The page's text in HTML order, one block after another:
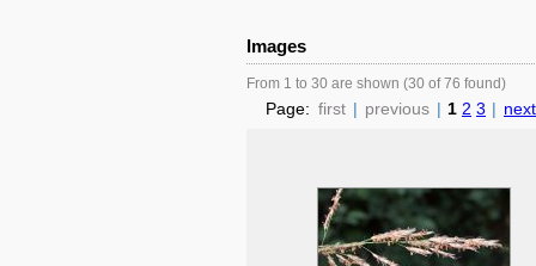
Images
From 1 to 30 are shown (30 of 76 found)
Page: first | previous | 1 2 3 | next